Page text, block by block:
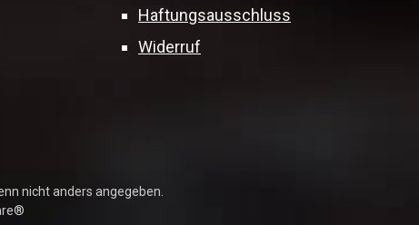
Haftungsausschluss
Widerruf
nicht anders angegeben.